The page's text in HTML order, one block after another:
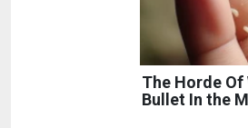
The Horde Of
Bullet In the